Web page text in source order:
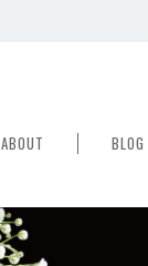
ABOUT BLOG